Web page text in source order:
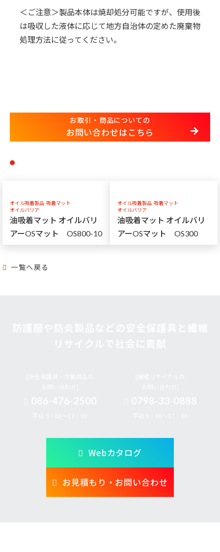
＜ご注意＞製品本体は焼却処分可能ですが、使用後
は吸収した液体に応じて地方自治体の定めた廃棄物
処理方法に従ってください。
お取引・商品についての
お問い合わせはこちら
オイル吸着製品 吸着マット
オイルバリア
油吸着マット オイルバリ
アーOSマット OS800-10
オイル吸着製品 吸着マット
オイルバリア
油吸着マット オイルバリ
アーOSマット OS300
一覧へ戻る
Webカタログ
お見積もり・お問い合わせ